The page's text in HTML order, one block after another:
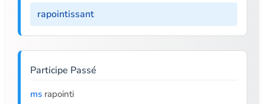
rapointissant
Participe Passé
ms rapointi